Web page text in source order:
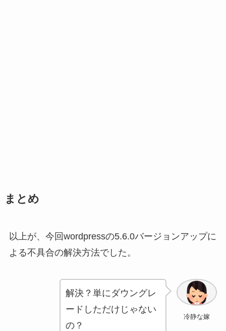
まとめ
以上が、今回wordpressの5.6.0バージョンアップに
よる不具合の解決方法でした。
冷静な嫁
解決？単にダウングレ
ードしただけじゃない
の？